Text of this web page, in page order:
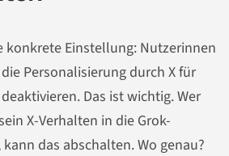
konkrete Einstellung: Nutzerinnen
Personalisierung durch X für
Das ist wichtig. Wer
X-Verhalten in die Grok-
das abschalten. Wo genau?